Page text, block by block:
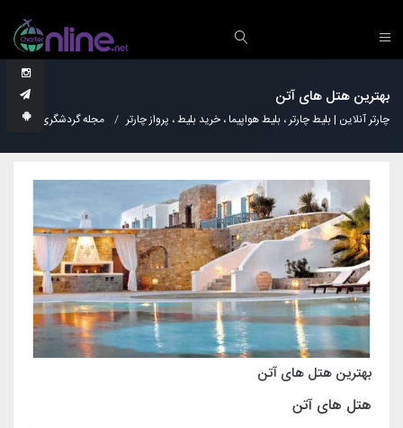
بهترین هتل های آتن
چارتر آنلاین | بلیط چارتر ، بلیط هواپیما ، خرید بلیط ، پرواز چارتر مجله گردشگری
بهترین هتل های آتن
هتل های آتن